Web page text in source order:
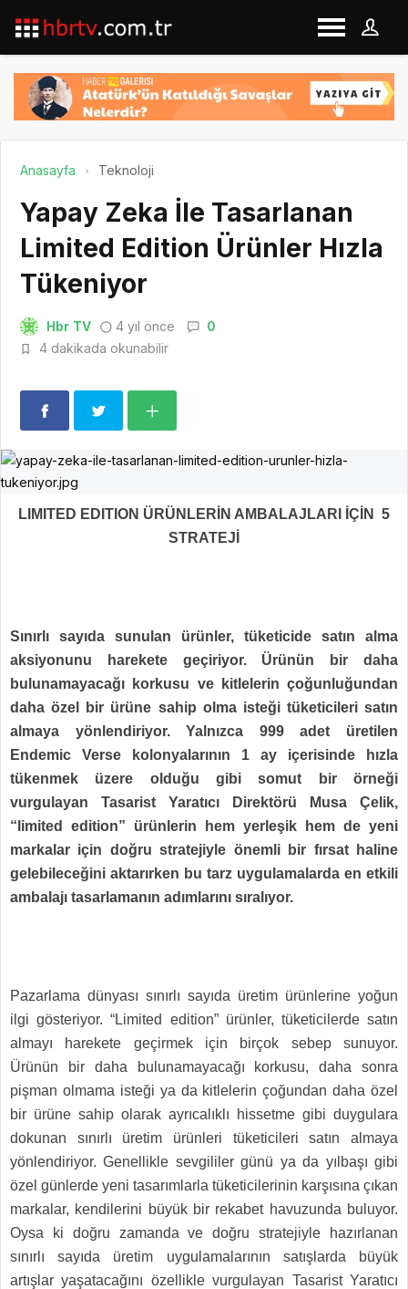
Anasayfa Teknoloji
Yapay Zeka İle Tasarlanan
Limited Edition Ürünler Hızla
Tükeniyor
Hbr TV 4 yıl önce
0
4 dakikada okunabilir
LIMITED EDITION ÜRÜNLERİN AMBALAJLARI İÇİN 5
STRATEJİ
Sınırlı sayıda sunulan ürünler, tüketicide satın alma
aksiyonunu harekete geçiriyor. Ürünün bir daha
bulunamayacağı korkusu ve kitlelerin çoğunluğundan
daha özel bir ürüne sahip olma isteği tüketicileri satın
almaya yönlendiriyor. Yalnızca 999 adet üretilen
Endemic Verse kolonyalarının 1 ay içerisinde hızla
tükenmek üzere olduğu gibi somut bir örneği
vurgulayan Tasarist Yaratıcı Direktörü Musa Çelik,
“limited edition” ürünlerin hem yerleşik hem de yeni
markalar için doğru stratejiyle önemli bir fırsat haline
gelebileceğini aktarırken bu tarz uygulamalarda en etkili
ambalajı tasarlamanın adımlarını sıralıyor.
Pazarlama dünyası sınırlı sayıda üretim ürünlerine yoğun
ilgi gösteriyor. “Limited edition” ürünler, tüketicilerde satın
almayı harekete geçirmek için birçok sebep sunuyor.
Ürünün bir daha bulunamayacağı korkusu, daha sonra
pişman olmama isteği ya da kitlelerin çoğundan daha özel
bir ürüne sahip olarak ayrıcalıklı hissetme gibi duygulara
dokunan sınırlı üretim ürünleri tüketicileri satın almaya
yönlendiriyor. Genellikle sevgililer günü ya da yılbaşı gibi
özel günlerde yeni tasarımlarla tüketicilerinin karşısına çıkan
markalar, kendilerini büyük bir rekabet havuzunda buluyor.
Oysa ki doğru zamanda ve doğru stratejiyle hazırlanan
sınırlı sayıda üretim uygulamalarının satışlarda büyük
artışlar yaşatacağını özellikle vurgulayan Tasarist Yaratıcı